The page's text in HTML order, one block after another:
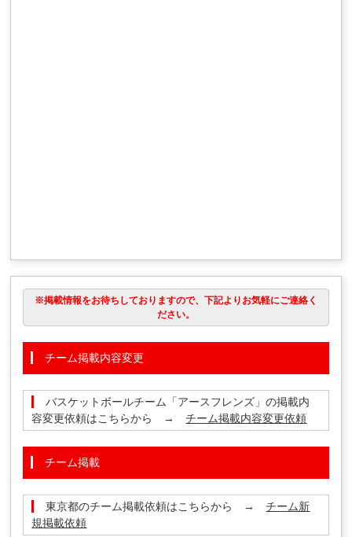
※掲載情報をお待ちしておりますので、下記よりお気軽にご連絡く
ださい。
チーム掲載内容変更
バスケットボールチーム「アースフレンズ」の掲載内
容変更依頼はこちらから →チーム掲載内容変更依頼
チーム掲載
東京都のチーム掲載依頼はこちらから →チーム新
規掲載依頼